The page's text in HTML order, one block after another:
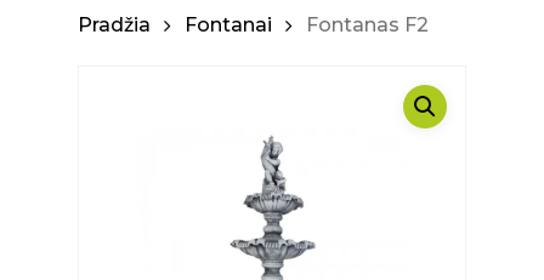
Pradžia Fontanai Fontanas F2